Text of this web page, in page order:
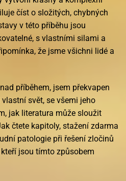
číst o složitých, chybných
v této příběhu jsou
s vlastními silami a
že jsme všichni lidé a
příběhem, jsem překvapen
svět, se všemi jeho
jak literatura může sloužit
čtete kapitoly, stažení zdarma​
patologie při řešení zločinů
jsou tímto způsobem